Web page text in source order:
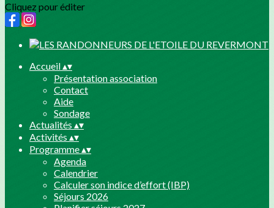
Cliquez pour éditer
Accueil▴▾
Présentation association
Contact
Aide
Sondage
Actualités ▴▾
Activités ▴▾
Programme▴▾
Agenda
Calendrier
Calculer son indice d’effort (IBP)
Séjours 2026